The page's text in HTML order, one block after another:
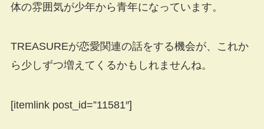
体の雰囲気が少年から青年になっています。
TREASUREが恋愛関連の話をする機会が、これか
ら少しずつ増えてくるかもしれませんね。
[itemlink post_id=”11581″]